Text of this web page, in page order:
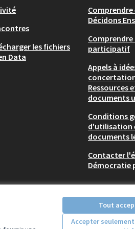
Tout
Accepter
les fichiers
Data
Décidons
participatif
Appels à
Ressources
documents
Conditions
d'utilisation
documents
Contacter
Démocratie